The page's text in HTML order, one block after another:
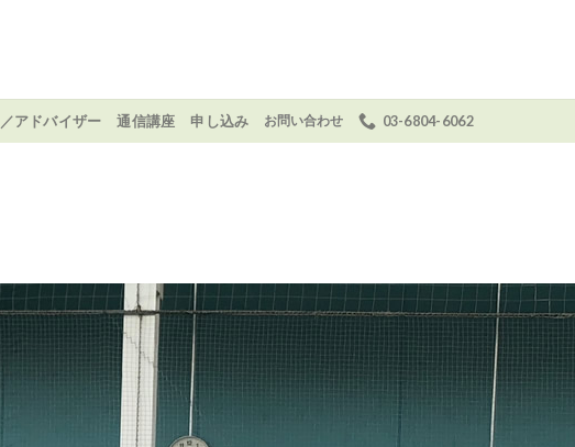
アドバイザー 通信講座 申し込み お問い合わせ 03-6804-6062